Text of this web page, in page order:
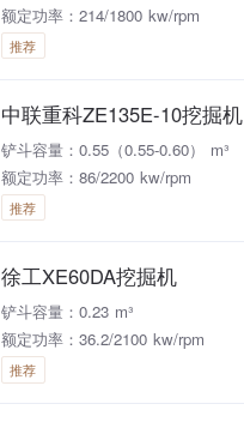
额定功率：214/1800 kw/rpm
推荐
中联重科ZE135E-10挖掘机
铲斗容量：0.55（0.55-0.60） m³
额定功率：86/2200 kw/rpm
推荐
徐工XE60DA挖掘机
铲斗容量：0.23 m³
额定功率：36.2/2100 kw/rpm
推荐